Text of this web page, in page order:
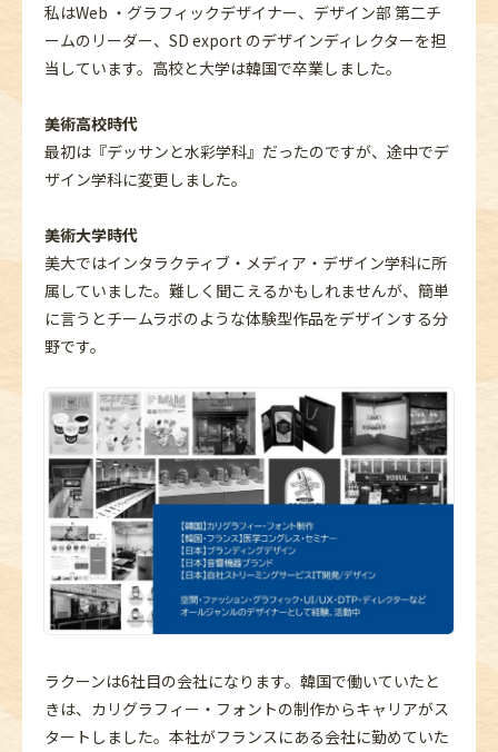
私はWeb ・グラフィックデザイナー、デザイン部 第二チ
ームのリーダー、SD export のデザインディレクターを担
当しています。高校と大学は韓国で卒業しました。
美術高校時代
最初は『デッサンと水彩学科』だったのですが、途中でデ
ザイン学科に変更しました。
美術大学時代
美大ではインタラクティブ・メディア・デザイン学科に所
属していました。難しく聞こえるかもしれませんが、簡単
に言うとチームラボのような体験型作品をデザインする分
野です。
ラクーンは6社目の会社になります。韓国で働いていたと
きは、カリグラフィー・フォントの制作からキャリアがス
タートしました。本社がフランスにある会社に勤めていた